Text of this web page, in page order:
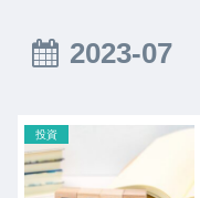
2023-07
投資